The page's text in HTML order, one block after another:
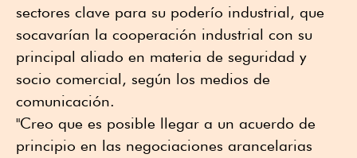
sectores clave para su poderío industrial, que
socavarían la cooperación industrial con su
principal aliado en materia de seguridad y
socio comercial, según los medios de
comunicación.
"Creo que es posible llegar a un acuerdo de
principio en las negociaciones arancelarias